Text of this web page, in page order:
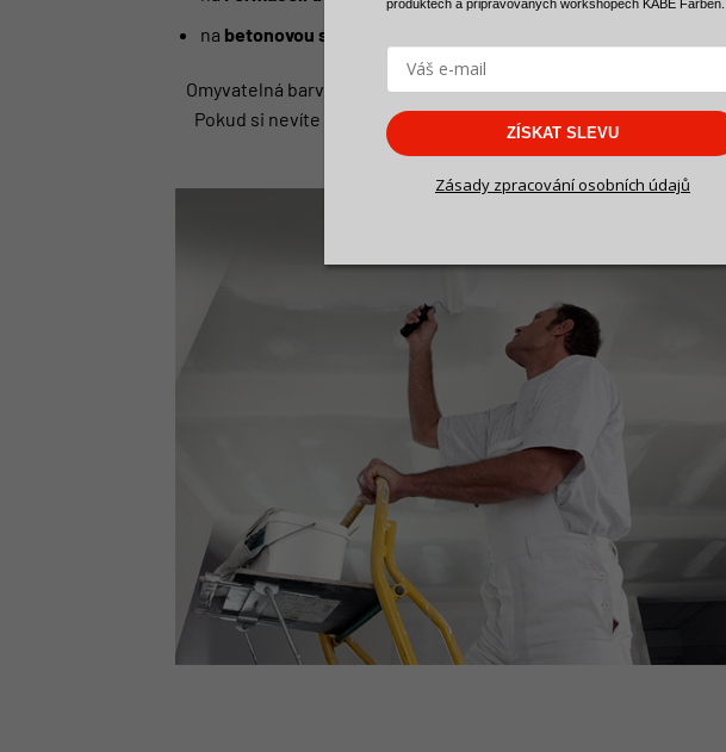
na betonovou stěnu
Omyvatelná barva se lehce aplikuje, stejně tak jako u běžných
Pokud si nevíte rady
jak vybrat správný malířský váleček, pak si
produktech a připravovaných workshopech KABE Farben.
ZÍSKAT SLEVU
Zásady zpracování osobních údajů